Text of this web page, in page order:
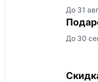
До 31
До 30